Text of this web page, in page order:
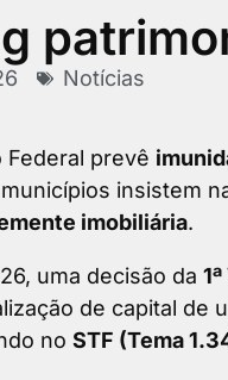
Notícias
Federal prevê
insistem
imobiliária.
uma decisão da
de capital de
no STF (Tema